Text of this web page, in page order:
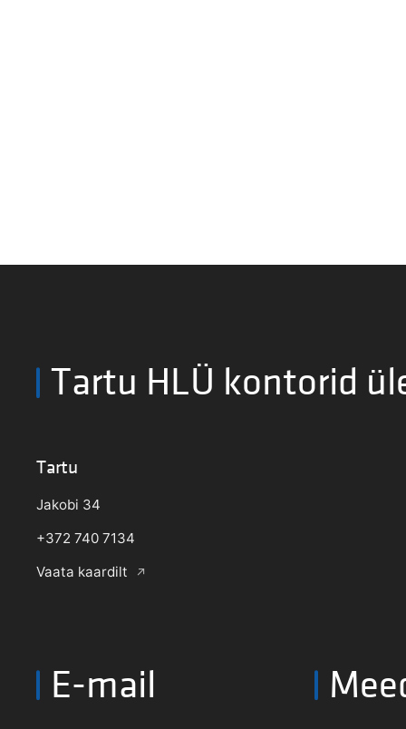
Tartu HLÜ kontorid
Tartu
Jakobi 34
+372 740 7134
Vaata kaardilt
E-mail